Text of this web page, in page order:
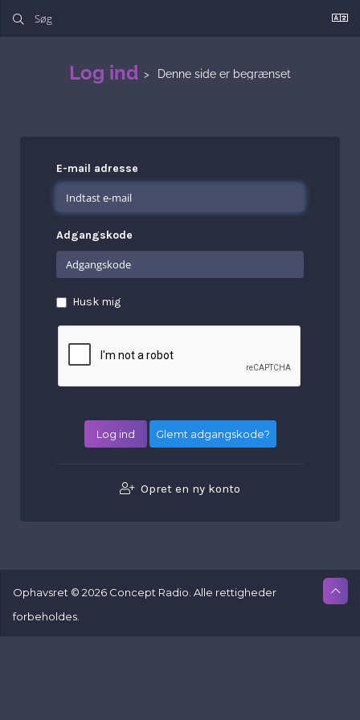
Log ind Denne side er begrænset
E-mail adresse
Adgangskode
Husk mig
Glemt adgangskode?
Opret en ny konto
Ophavsret © 2026 Concept Radio. Alle rettigheder
forbeholdes.